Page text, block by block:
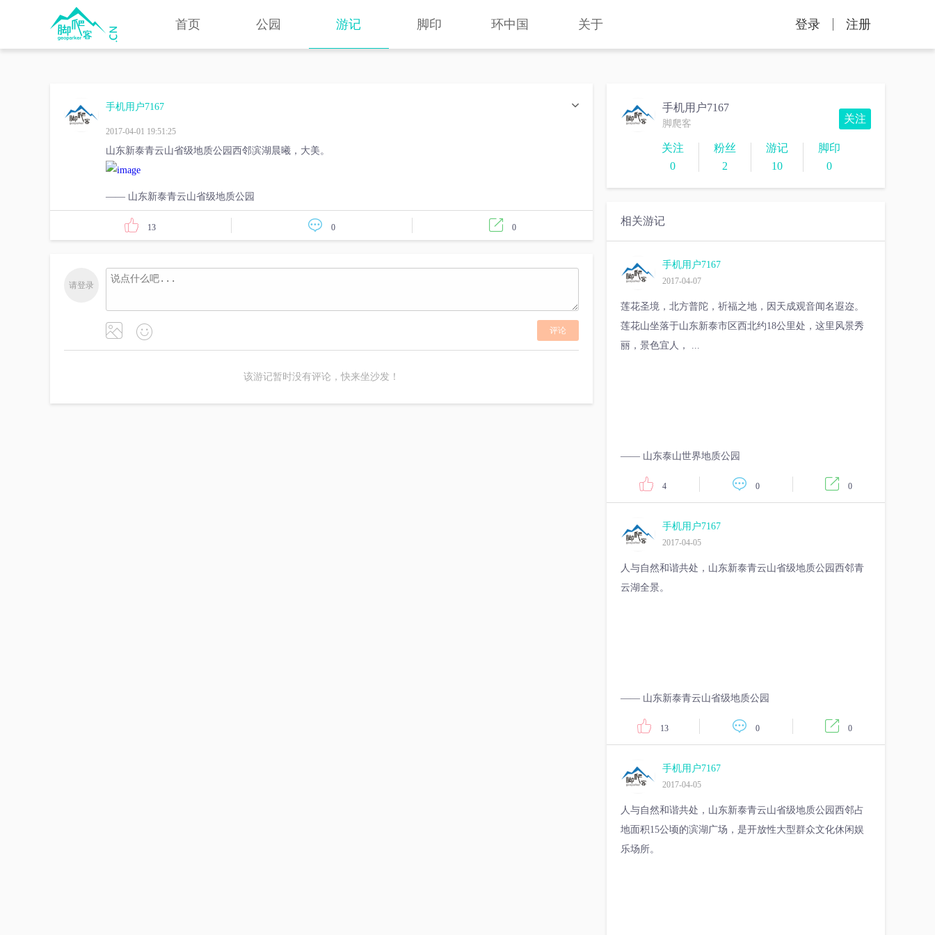
首页 公园 游记 脚印 环中国 关于 登录 注册
手机用户7167
2017-04-01 19:51:25
山东新泰青云山省级地质公园西邻滨湖晨曦，大美。
—— 山东新泰青云山省级地质公园
13 0 0
请登录
评论
该游记暂时没有评论，快来坐沙发！
关注
手机用户7167
脚爬客
关注
0
粉丝
2
游记
10
脚印
0
相关游记
手机用户7167
2017-04-07
莲花圣境，北方普陀，祈福之地，因天成观音闻名遐迩。
莲花山坐落于山东新泰市区西北约18公里处，这里风景秀
丽，景色宜人， ...
—— 山东泰山世界地质公园
4 0 0
手机用户7167
2017-04-05
人与自然和谐共处，山东新泰青云山省级地质公园西邻青
云湖全景。
—— 山东新泰青云山省级地质公园
13 0 0
手机用户7167
2017-04-05
人与自然和谐共处，山东新泰青云山省级地质公园西邻占
地面积15公顷的滨湖广场，是开放性大型群众文化休闲娱
乐场所。